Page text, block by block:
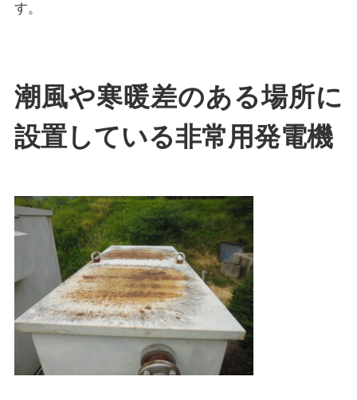
す。
潮風や寒暖差のある場所に
設置している非常用発電機